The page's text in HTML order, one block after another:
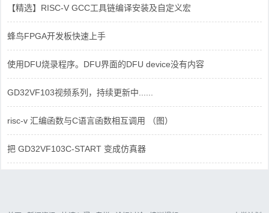
【精选】RISC-V GCC工具链编译安装及自定义宏
蜂鸟FPGA开发板快速上手
使用DFU烧录程序。DFU界面的DFU device没有内容
GD32VF103视频系列，持续更新中......
risc-v 汇编函数与C语言函数相互调用 （图）
把 GD32VF103C-START 变成仿真器